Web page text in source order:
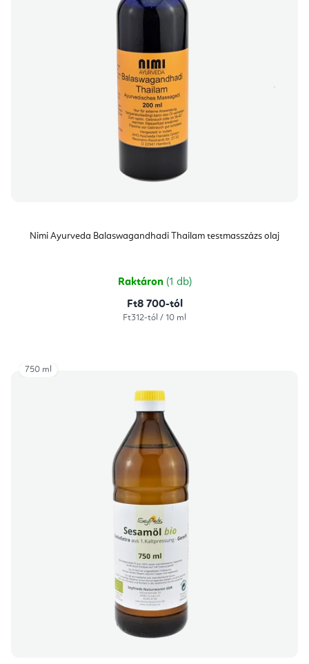
Nimi Ayurveda Balaswagandhadi Thailam testmasszázs olaj
Raktáron (1 db)
Ft8 700-tól
Egységár:
Ft312-tól / 10 ml
750 ml